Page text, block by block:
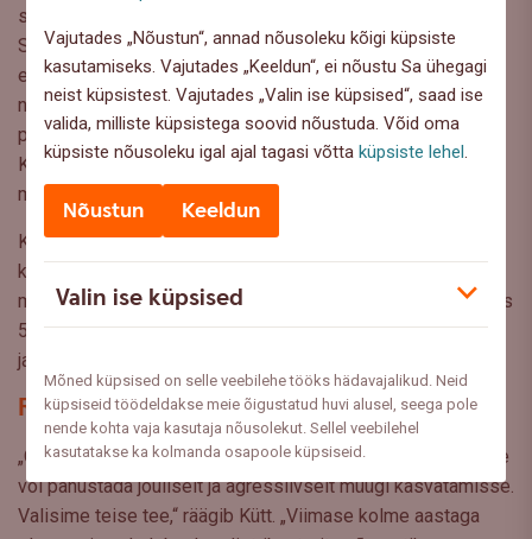
Vajutades „Nõustun“, annad nõusoleku kõigi küpsiste
kasutamiseks. Vajutades „Keeldun“, ei nõustu Sa ühegagi
neist küpsistest. Vajutades „Valin ise küpsised“, saad ise
valida, milliste küpsistega soovid nõustuda. Võid oma
küpsiste nõusoleku igal ajal tagasi võttaküpsiste lehel.
Nõustun Keeldun
Valin ise küpsised
Mõned küpsised on selle veebilehe tööks hädavajalikud. Neid
küpsiseid töödeldakse meie õigustatud huvi alusel, seega pole
nende kohta vaja kasutaja nõusolekut. Sellel veebilehel
kasutatakse ka kolmanda osapoole küpsiseid.
saime jala USA ühe suurema jaeketi Walmarti ukse vahele.
See on teadupärast maailma suurim, 2,2 miljoni töötajaga
ettevõte. Koostöös Walmartiga õnnestus meil müügitulu
nelja aastaga kasvatada 20 korda ning müüsime ja
paigaldasime USAsse mõne aastaga 1500 pakirobotit.
Kogu meie fookus läks sellele, et selle meeletu kasvu ja
mahtudega kaasa minna.“
Kuid 2020. aastal realiseerus ühe kliendi risk juba teist
korda: Walmart peatas tellimused, müügitulu kukkus 66
miljonilt eurolt 13 peale ja 12 miljonit eurot kasumit asendus
5-miljonise kahjumiga. Lisandus ka koroonakriis. Ettevõtte
jaoks algasid väga keerulised ajad.
Raskuste kiuste uus tõus
„Oli raske dilemma, kas tõmmata ettevõtet ka 80% koomale
või panustada jõuliselt ja agressiivselt müügi kasvatamisse.
Valisime teise tee,“ räägib Kütt. „Viimase kolme aastaga